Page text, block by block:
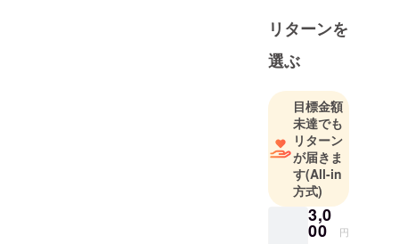
リターンを
選ぶ
目標金額
未達でも
リターン
が届きま
す(All-in
方式)
3,0
00 円